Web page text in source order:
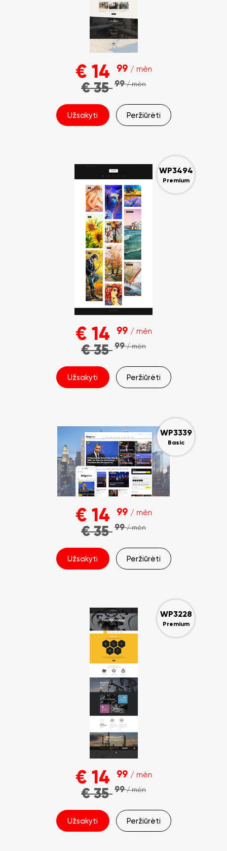
€ 14 99 / mėn
€35 99 / mėn
Užsakyti Peržiūrėti
WP3494
Premium
€ 14 99 / mėn
€35 99 / mėn
Užsakyti Peržiūrėti
WP3339
Basic
€ 14 99 / mėn
€35 99 / mėn
Užsakyti Peržiūrėti
WP3228
Premium
€ 14 99 / mėn
€35 99 / mėn
Užsakyti Peržiūrėti